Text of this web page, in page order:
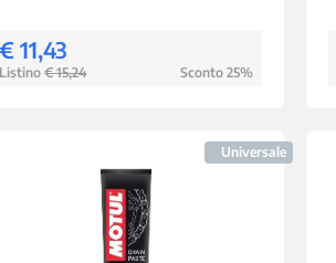
11,43
€ 15,24 Sconto 25%
Universale